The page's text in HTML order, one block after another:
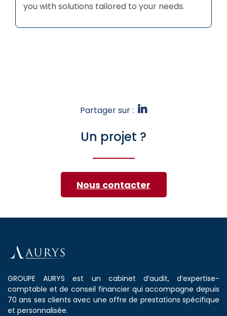
you with solutions tailored to your needs.
Partager sur :
Un projet ?
Nous contacter
GROUPE AURYS est un cabinet d’audit, d’expertise-
comptable et de conseil financier qui accompagne depuis
70 ans ses clients avec une offre de prestations spécifique
et personnalisée.